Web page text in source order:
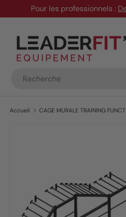
Aller au contenu
Pour les professionnels :
Accueil CAGE MURALE TRAINING